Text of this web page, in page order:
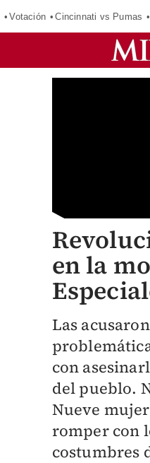
Votación Cincinnati vs Pumas
en la
Las
con
del pueblo.
Nueve
romper con
costumbres